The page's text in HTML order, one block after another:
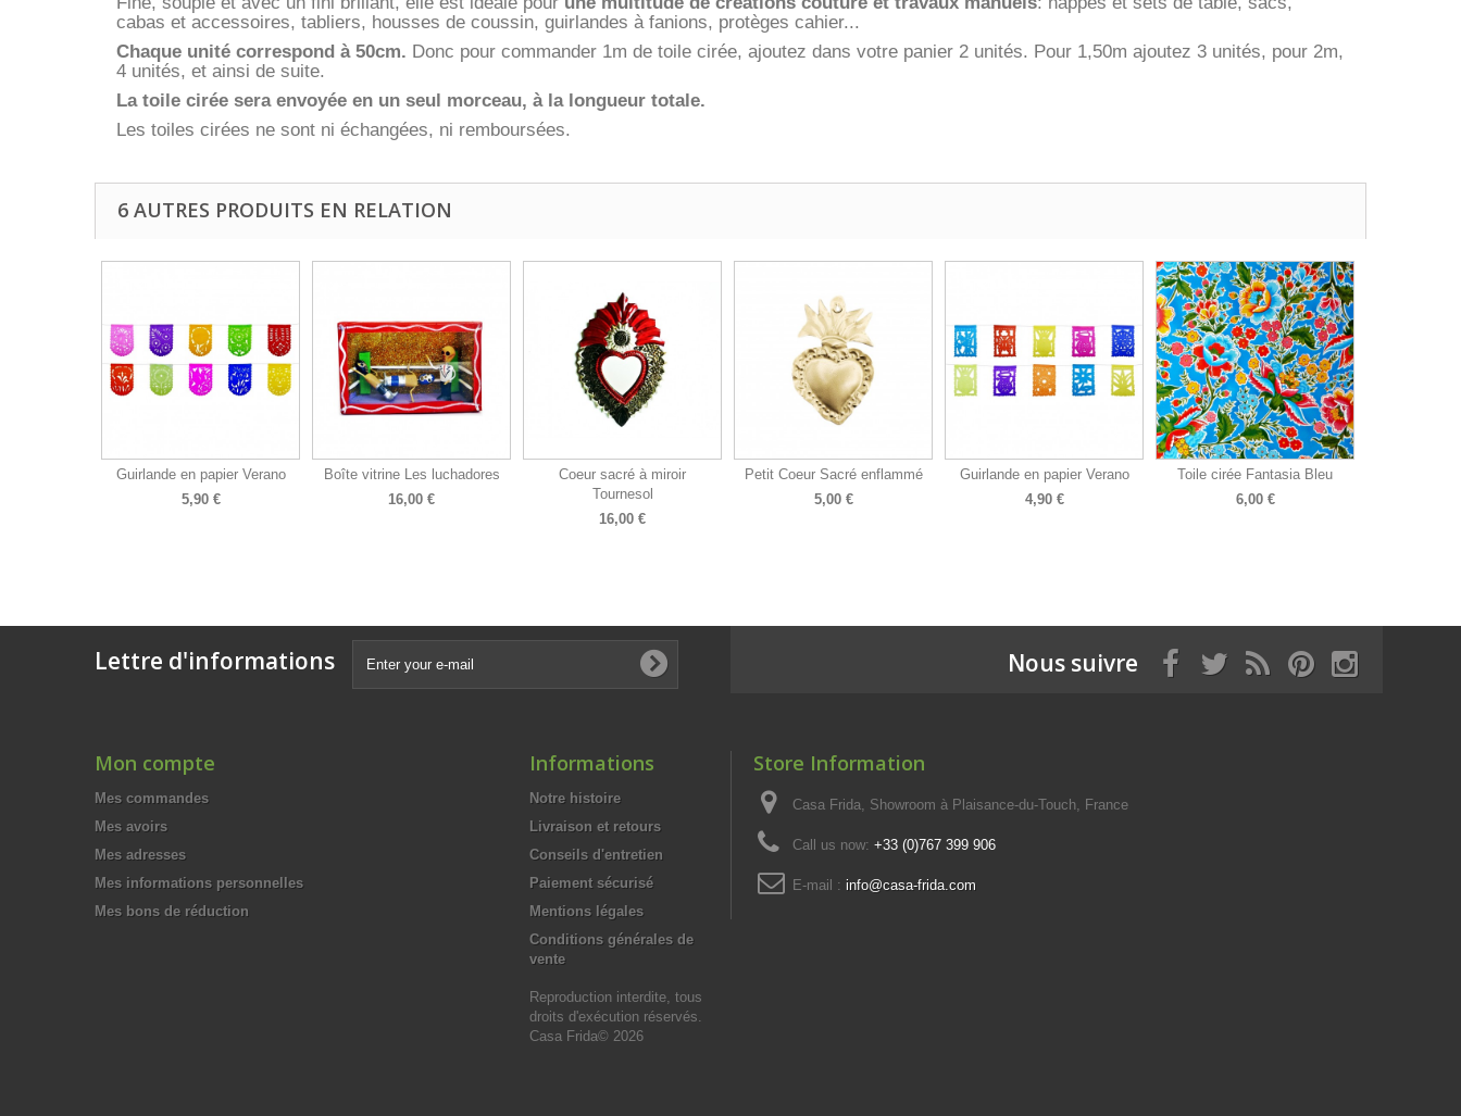
cabas et accessoires, tabliers, housses de coussin, guirlandes à fanions, protèges cahier...
Chaque unité correspond à 50cm. Donc pour commander 1m de toile cirée, ajoutez dans votre panier 2 unités. Pour 1,50m ajoutez 3 unités, pour 2m,
4 unités, et ainsi de suite.
La toile cirée sera envoyée en un seul morceau, à la longueur totale.
Les toiles cirées ne sont ni échangées, ni remboursées.
6 AUTRES PRODUITS EN RELATION
Guirlande en papier Verano
5,90 €
Boîte vitrine Les luchadores
16,00 €
Coeur sacré à miroir
Tournesol
16,00 €
Petit Coeur Sacré enflammé
5,00 €
Guirlande en papier Verano
4,90 €
Toile cirée Fantasia Bleu
6,00 €
Lettre d'informations Nous suivre
Mon compte
Mes commandes
Mes avoirs
Mes adresses
Mes informations personnelles
Mes bons de réduction
Informations
Notre histoire
Livraison et retours
Conseils d'entretien
Paiement sécurisé
Mentions légales
Conditions générales de
vente
Reproduction interdite, tous
droits d'exécution réservés.
Casa Frida© 2026
Store Information
Casa Frida, Showroom à Plaisance-du-Touch, France
Call us now: +33 (0)767 399 906
E-mail : info@casa-frida.com